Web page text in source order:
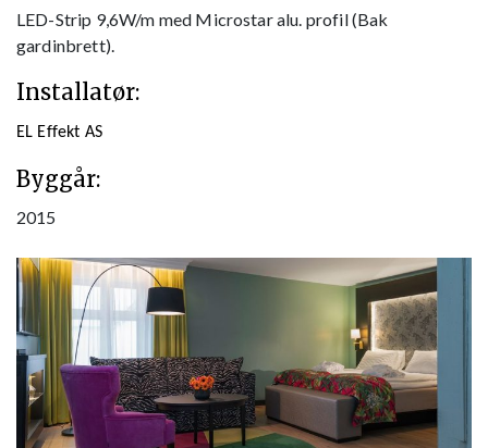
LED-Strip 9,6W/m med Microstar alu. profil (Bak
gardinbrett).
Installatør:
EL Effekt AS
Byggår:
2015